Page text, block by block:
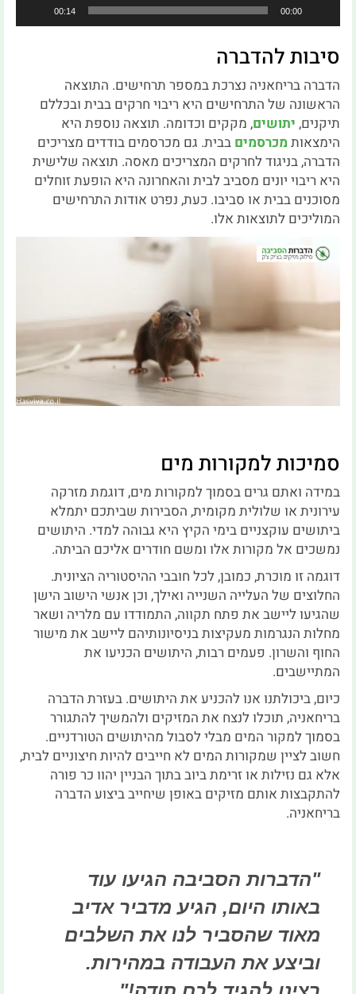
00:00
00:14
סיבות להדברה
הדברה בריחאניה נצרכת במספר תרחישים. התוצאה
הראשונה של התרחישים היא ריבוי חרקים בבית ובכללם
תיקנים, יתושים, מקקים וכדומה. תוצאה נוספת היא
הימצאותמכרסמים בבית. גם מכרסמים בודדים מצריכים
הדברה, בניגוד לחרקים המצריכים מאסה. תוצאה שלישית
היא ריבוי יונים מסביב לבית והאחרונה היא הופעת זוחלים
מסוכנים בבית או סביבו. כעת, נפרט אודות התרחישים
המוליכים לתוצאות אלו.
סמיכות למקורות מים
במידה ואתם גרים בסמוך למקורות מים, דוגמת מזרקה
עירונית או שלולית מקומית, הסבירות שביתכם יתמלא
ביתושים עוקצניים בימי הקיץ היא גבוהה למדי. היתושים
נמשכים אל מקורות אלו ומשם חודרים אליכם הביתה.
דוגמה זו מוכרת, כמובן, לכל חובבי ההיסטוריה הציונית.
החלוצים של העלייה השנייה ואילך, וכן אנשי הישוב הישן
שהגיעו ליישב את פתח תקווה, התמודדו עם מלריה ושאר
מחלות הנגרמות מעקיצות בניסיונותיהם ליישב את מישור
החוף והשרון. פעמים רבות, היתושים הכניעו את
המתיישבים.
כיום, ביכולתנו אנו להכניע את היתושים. בעזרת הדברה
בריחאניה, תוכלו לנצח את המזיקים ולהמשיך להתגורר
בסמוך למקור המים מבלי לסבול מהיתושים הטורדניים.
חשוב לציין שמקורות המים לא חייבים להיות חיצוניים לבית,
אלא גם נזילות או זרימת ביוב בתוך הבניין יהוו כר פורה
להתקבצות אותם מזיקים באופן שיחייב ביצוע הדברה
בריחאניה.
"הדברות הסביבה הגיעו עוד
באותו היום, הגיע מדביר אדיב
מאוד שהסביר לנו את השלבים
וביצע את העבודה במהירות.